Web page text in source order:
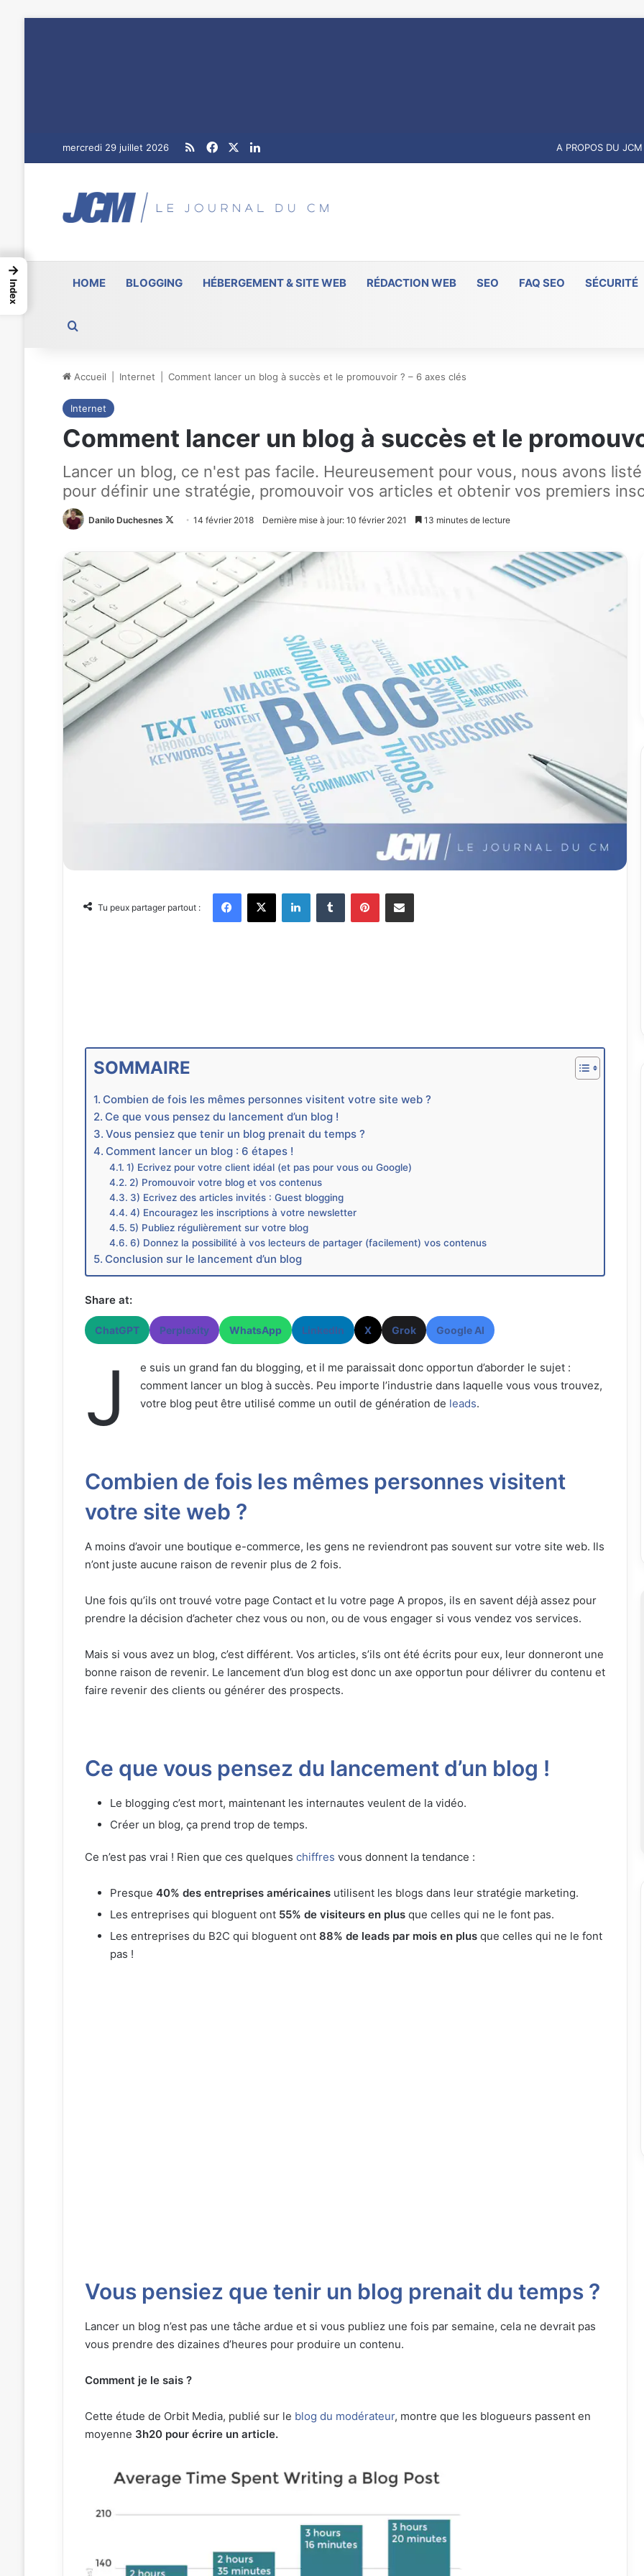
mercredi 29 juillet 2026 RSSFacebookLinkedin A PROPOS DU JCM
HOME BLOGGING HÉBERGEMENT & SITE WEB RÉDACTION WEB SEO FAQ SEO SÉCURITÉ
Accueil Internet Comment lancer un blog à succès et le promouvoir ? – 6 axes clés
Internet
Comment lancer un blog à succès et le
Lancer un blog, ce n'est pas facile. Heureusement pour vous, nous avons
pour définir une stratégie, promouvoir vos articles et obtenir vos premiers
Danilo Duchesnes
Follow
X
14 février 2018 Dernière mise à jour: 10 février 2021 13 minutes de lecture
Tu peux partager partout :
Facebook X Linkedin Tumblr Pinterest Partager par email
SOMMAIRE
Combien de fois les mêmes personnes visitent votre site web ?
Ce que vous pensez du lancement d’un blog !
Vous pensiez que tenir un blog prenait du temps ?
Comment lancer un blog : 6 étapes !
1) Ecrivez pour votre client idéal (et pas pour vous ou Google)
2) Promouvoir votre blog et vos contenus
3) Ecrivez des articles invités : Guest blogging
4) Encouragez les inscriptions à votre newsletter
5) Publiez régulièrement sur votre blog
6) Donnez la possibilité à vos lecteurs de partager (facilement) vos contenus
Conclusion sur le lancement d’un blog
Share at:
ChatGPT Perplexity WhatsApp LinkedIn X Grok Google AI
J
e suis un grand fan du blogging, et il me paraissait donc opportun d’aborder le sujet :
comment lancer un blog à succès. Peu importe l’industrie dans laquelle vous vous trouvez,
votre blog peut être utilisé comme un outil de génération de leads.
Combien de fois les mêmes personnes visitent
votre site web ?
A moins d’avoir une boutique e-commerce, les gens ne reviendront pas souvent sur votre site web. Ils
n’ont juste aucune raison de revenir plus de 2 fois.
Une fois qu’ils ont trouvé votre page Contact et lu votre page A propos, ils en savent déjà assez pour
prendre la décision d’acheter chez vous ou non, ou de vous engager si vous vendez vos services.
Mais si vous avez un blog, c’est différent. Vos articles, s’ils ont été écrits pour eux, leur donneront une
bonne raison de revenir. Le lancement d’un blog est donc un axe opportun pour délivrer du contenu et
faire revenir des clients ou générer des prospects.
Ce que vous pensez du lancement d’un blog !
Le blogging c’est mort, maintenant les internautes veulent de la vidéo.
Créer un blog, ça prend trop de temps.
Ce n’est pas vrai ! Rien que ces quelques chiffres vous donnent la tendance :
Presque 40% des entreprises américainesutilisent les blogs dans leur stratégie marketing.
Les entreprises qui bloguent ont 55% de visiteurs en plusque celles qui ne le font pas.
Les entreprises du B2C qui bloguent ont 88% de leads par mois en plusque celles qui ne le font
pas !
Vous pensiez que tenir un blog prenait du temps ?
Lancer un blog n’est pas une tâche ardue et si vous publiez une fois par semaine, cela ne devrait pas
vous prendre des dizaines d’heures pour produire un contenu.
Comment je le sais ?
Cette étude de Orbit Media, publié sur le blog du modérateur, montre que les blogueurs passent en
moyenne 3h20 pour écrire un article.
→
Index